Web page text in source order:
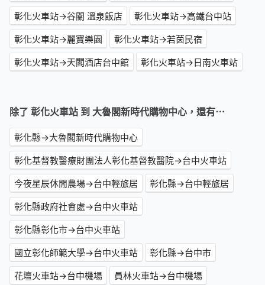
彰化火車站→谷關 溫泉飯店
彰化火車站→高鐵台中站
彰化火車站→麗寶樂園
彰化火車站→若茵民宿
彰化火車站→天閣酒店台中館
彰化火車站→日南火車站
除了 彰化火車站 到 大魯閣新時代購物中心，還有⋯
彰化縣→大魯閣新時代購物中心
彰化基督教醫療財團法人彰化基督教醫院→台中火車站
今夜星辰休閒農場→台中輕旅居
彰化縣→台中輕旅居
彰化縣政府社會處→台中火車站
彰化縣彰化市→台中火車站
國立彰化師範大學→台中火車站
彰化縣→台中市
花壇火車站→台中機場
員林火車站→台中機場